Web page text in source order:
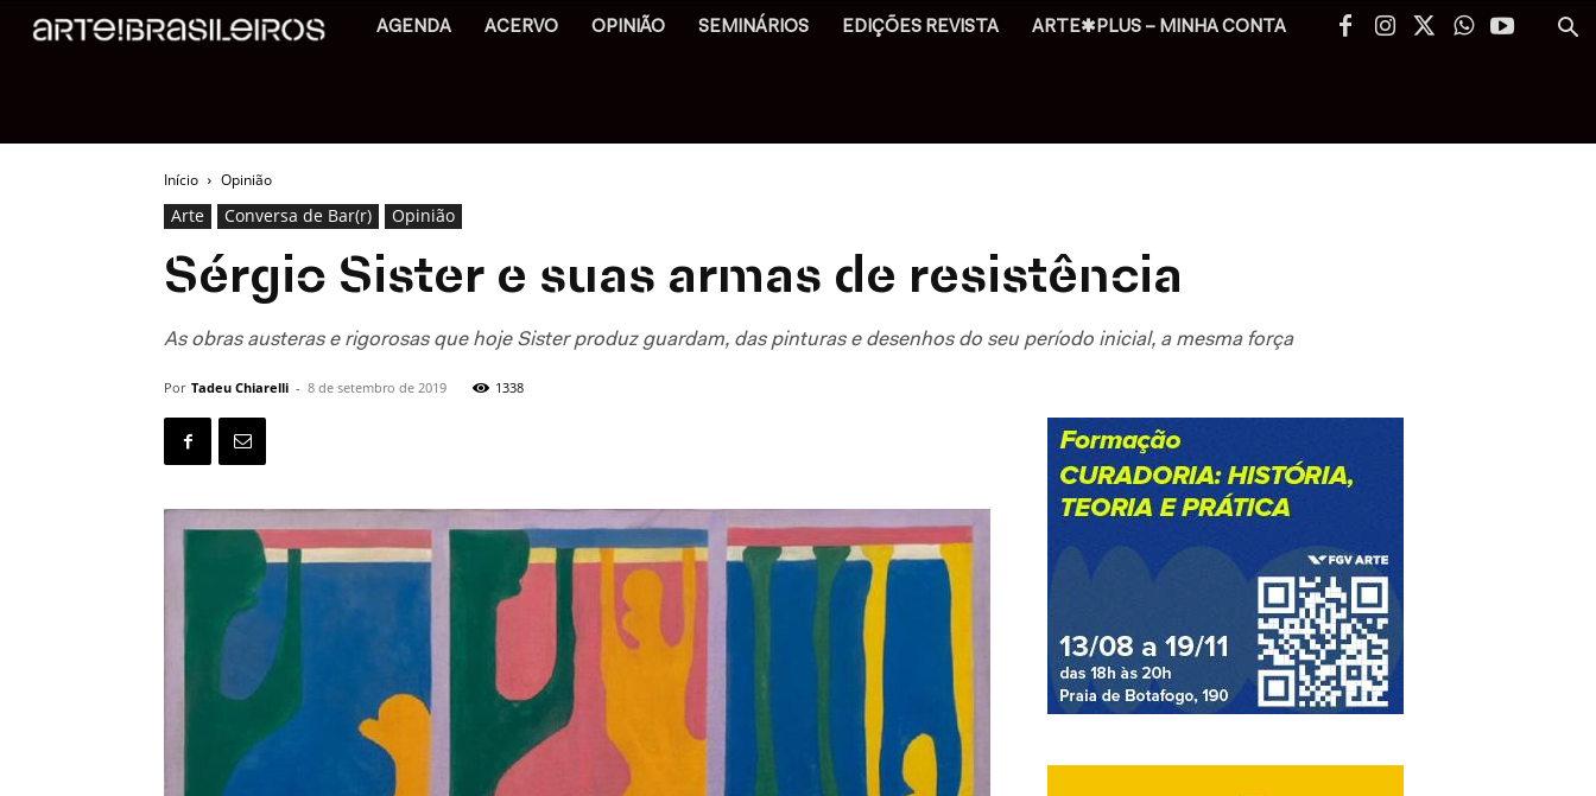
AGENDA ACERVO OPINIÃO SEMINÁRIOS EDIÇÕES REVISTA ARTE✱PLUS – MINHA CONTA
Início Opinião
Arte Conversa de Bar(r) Opinião
Sérgio Sister e suas armas de resistência
As obras austeras e rigorosas que hoje Sister produz guardam, das pinturas e desenhos do seu período inicial, a mesma força
Por Tadeu Chiarelli - 8 de setembro de 2019 1338